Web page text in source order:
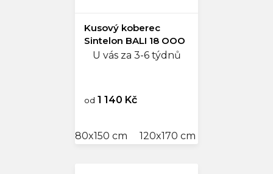
Kusový koberec
Sintelon BALI 18 OOO
U vás za 3-6 týdnů
od 1 140 Kč
80x150 cm 120x170 cm